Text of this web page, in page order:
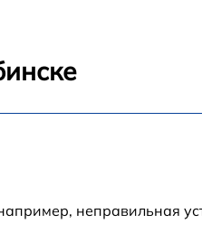
неправильная